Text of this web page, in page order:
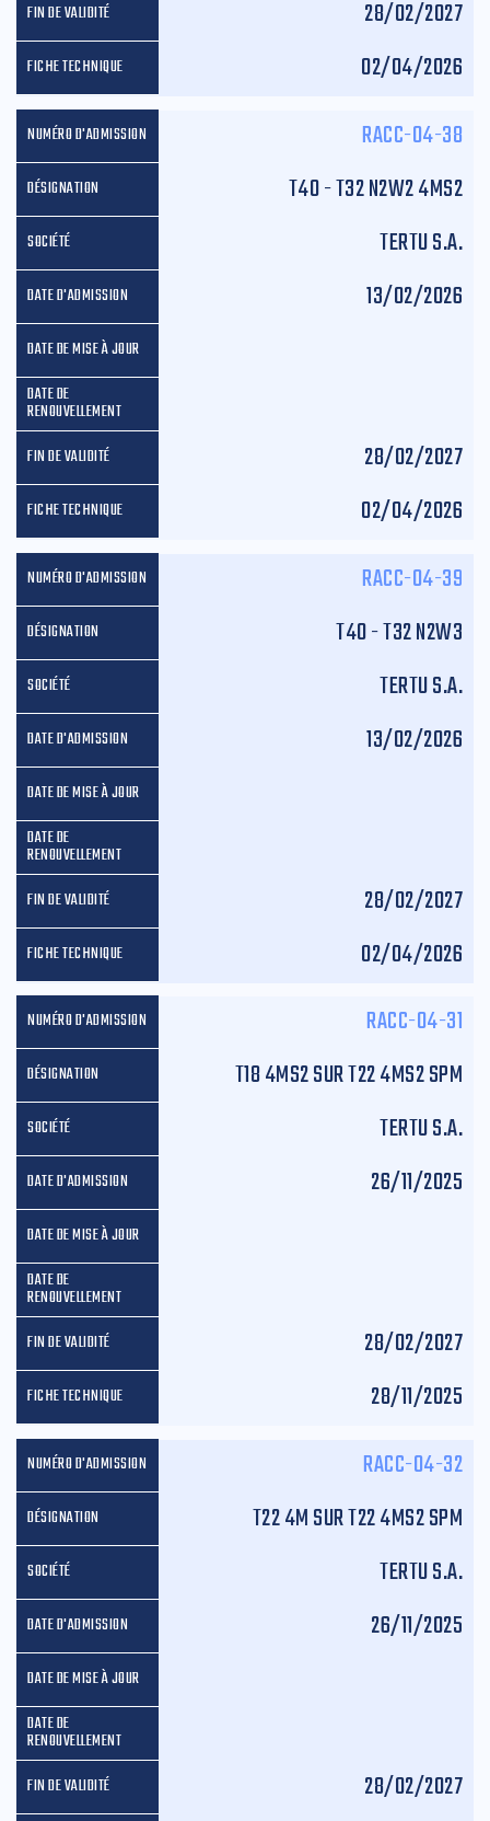
28/02/2027
02/04/2026
RACC-04-38
T40 - T32 N2W2 4MS2
TERTU S.A.
13/02/2026
28/02/2027
02/04/2026
RACC-04-39
T40 - T32 N2W3
TERTU S.A.
13/02/2026
28/02/2027
02/04/2026
RACC-04-31
T18 4MS2 SUR T22 4MS2 SPM
TERTU S.A.
26/11/2025
28/02/2027
28/11/2025
RACC-04-32
T22 4M SUR T22 4MS2 SPM
TERTU S.A.
26/11/2025
28/02/2027